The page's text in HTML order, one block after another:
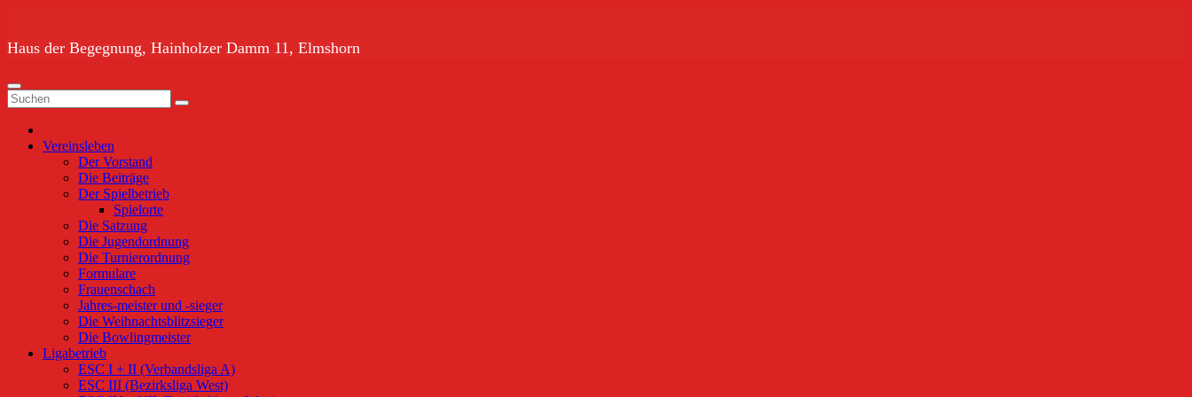
springen
Haus der Begegnung, Hainholzer Damm 11, Elmshorn
Vereinsleben
Der Vorstand
Die Beiträge
Der Spielbetrieb
Spielorte
Die Satzung
Die Jugendordnung
Die Turnierordnung
Formulare
Frauenschach
Jahres-meister und -sieger
Die Weihnachtsblitzsieger
Die Bowlingmeister
Ligabetrieb
ESC I + II (Verbandsliga A)
ESC III (Bezirksliga West)